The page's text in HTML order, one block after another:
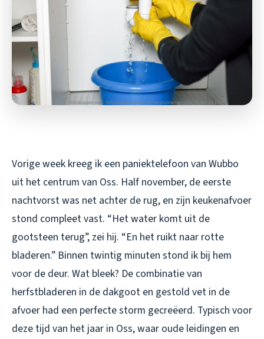
Vorige week kreeg ik een paniektelefoon van Wubbo
uit het centrum van Oss. Half november, de eerste
nachtvorst was net achter de rug, en zijn keukenafvoer
stond compleet vast. “Het water komt uit de
gootsteen terug”, zei hij. “En het ruikt naar rotte
bladeren.” Binnen twintig minuten stond ik bij hem
voor de deur. Wat bleek? De combinatie van
herfstbladeren in de dakgoot en gestold vet in de
afvoer had een perfecte storm gecreëerd. Typisch voor
deze tijd van het jaar in Oss, waar oude leidingen en